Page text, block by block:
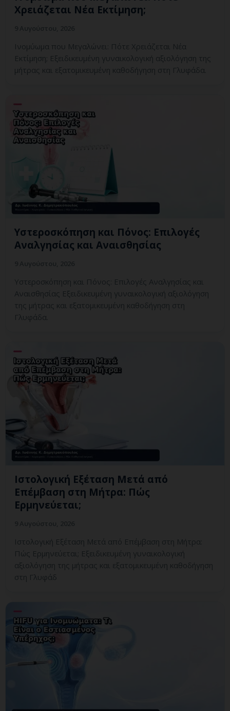
Χρειάζεται Νέα Εκτίμηση;
Ινομύωμα που Μεγαλώνει: Πότε Χρειάζεται Νέα
Εκτίμηση; Εξειδικευμένη γυναικολογική αξιολόγηση της
μήτρας και εξατομικευμένη καθοδήγηση στη Γλυφάδα.
Υστεροσκόπηση και Πόνος: Επιλογές
Αναλγησίας και Αναισθησίας
Υστεροσκόπηση και Πόνος: Επιλογές Αναλγησίας και
Αναισθησίας Εξειδικευμένη γυναικολογική αξιολόγηση
της μήτρας και εξατομικευμένη καθοδήγηση στη
Γλυφάδα.
Ιστολογική Εξέταση Μετά από
Επέμβαση στη Μήτρα: Πώς
Ερμηνεύεται;
Ιστολογική Εξέταση Μετά από Επέμβαση στη Μήτρα:
Πώς Ερμηνεύεται; Εξειδικευμένη γυναικολογική
αξιολόγηση της μήτρας και εξατομικευμένη καθοδήγηση
στη Γλυφάδ